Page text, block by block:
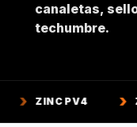
canaletas,
techumbre.
ZINC